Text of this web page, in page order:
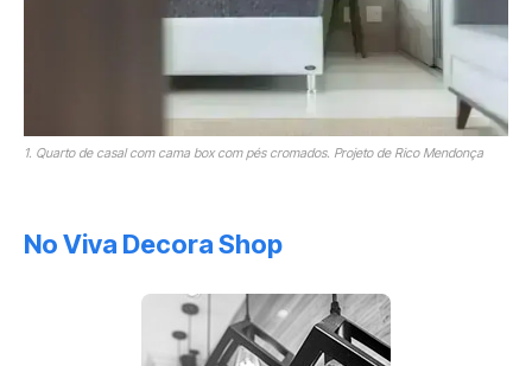
1. Quarto de casal com cama box com pés cromados. Projeto de Rico Mendonça
No Viva Decora Shop